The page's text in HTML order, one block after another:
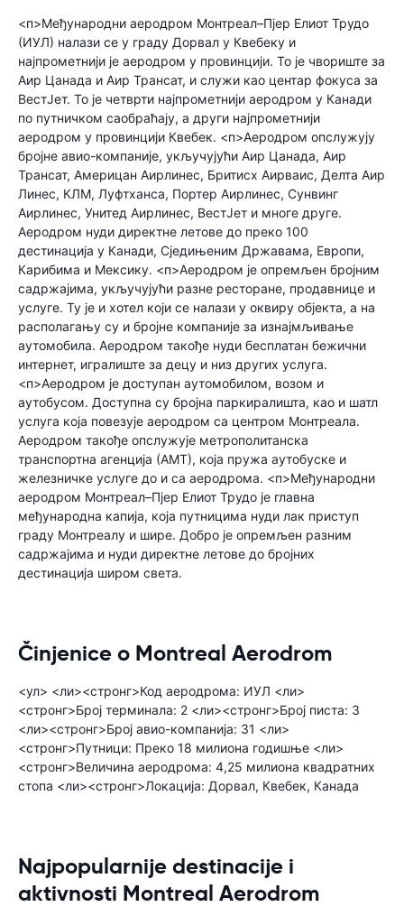
<п>Међународни аеродром Монтреал–Пјер Елиот Трудо
(ИУЛ) налази се у граду Дорвал у Квебеку и
најпрометнији је аеродром у провинцији. То је чвориште за
Аир Цанада и Аир Трансат, и служи као центар фокуса за
ВестЈет. То је четврти најпрометнији аеродром у Канади
по путничком саобраћају, а други најпрометнији
аеродром у провинцији Квебек. <п>Аеродром опслужују
бројне авио-компаније, укључујући Аир Цанада, Аир
Трансат, Америцан Аирлинес, Бритисх Аирваис, Делта Аир
Линес, КЛМ, Луфтханса, Портер Аирлинес, Сунвинг
Аирлинес, Унитед Аирлинес, ВестЈет и многе друге.
Аеродром нуди директне летове до преко 100
дестинација у Канади, Сједињеним Државама, Европи,
Карибима и Мексику. <п>Аеродром је опремљен бројним
садржајима, укључујући разне ресторане, продавнице и
услуге. Ту је и хотел који се налази у оквиру објекта, а на
располагању су и бројне компаније за изнајмљивање
аутомобила. Аеродром такође нуди бесплатан бежични
интернет, игралиште за децу и низ других услуга.
<п>Аеродром је доступан аутомобилом, возом и
аутобусом. Доступна су бројна паркиралишта, као и шатл
услуга која повезује аеродром са центром Монтреала.
Аеродром такође опслужује метрополитанска
транспортна агенција (АМТ), која пружа аутобуске и
железничке услуге до и са аеродрома. <п>Међународни
аеродром Монтреал–Пјер Елиот Трудо је главна
међународна капија, која путницима нуди лак приступ
граду Монтреалу и шире. Добро је опремљен разним
садржајима и нуди директне летове до бројних
дестинација широм света.
Činjenice o Montreal Aerodrom
<ул> <ли><стронг>Код аеродрома: ИУЛ <ли>
<стронг>Број терминала: 2 <ли><стронг>Број писта: 3
<ли><стронг>Број авио-компанија: 31 <ли>
<стронг>Путници: Преко 18 милиона годишње <ли>
<стронг>Величина аеродрома: 4,25 милиона квадратних
стопа <ли><стронг>Локација: Дорвал, Квебек, Канада
Najpopularnije destinacije i
aktivnosti Montreal Aerodrom